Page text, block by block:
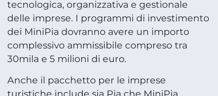
tecnologica, organizzativa e gestionale
delle imprese. I programmi di investimento
dei MiniPia dovranno avere un importo
complessivo ammissibile compreso tra
30mila e 5 milioni di euro.
Anche il pacchetto per le imprese